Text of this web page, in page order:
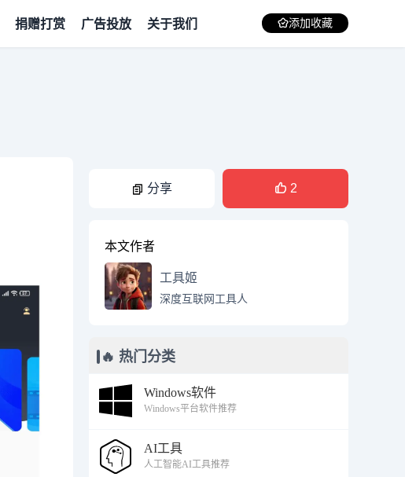
捐赠打赏 广告投放 关于我们 添加收藏
分享 2
本文作者
工具姬
深度互联网工具人
🔥 热门分类
Windows软件
Windows平台软件推荐
AI工具
人工智能AI工具推荐